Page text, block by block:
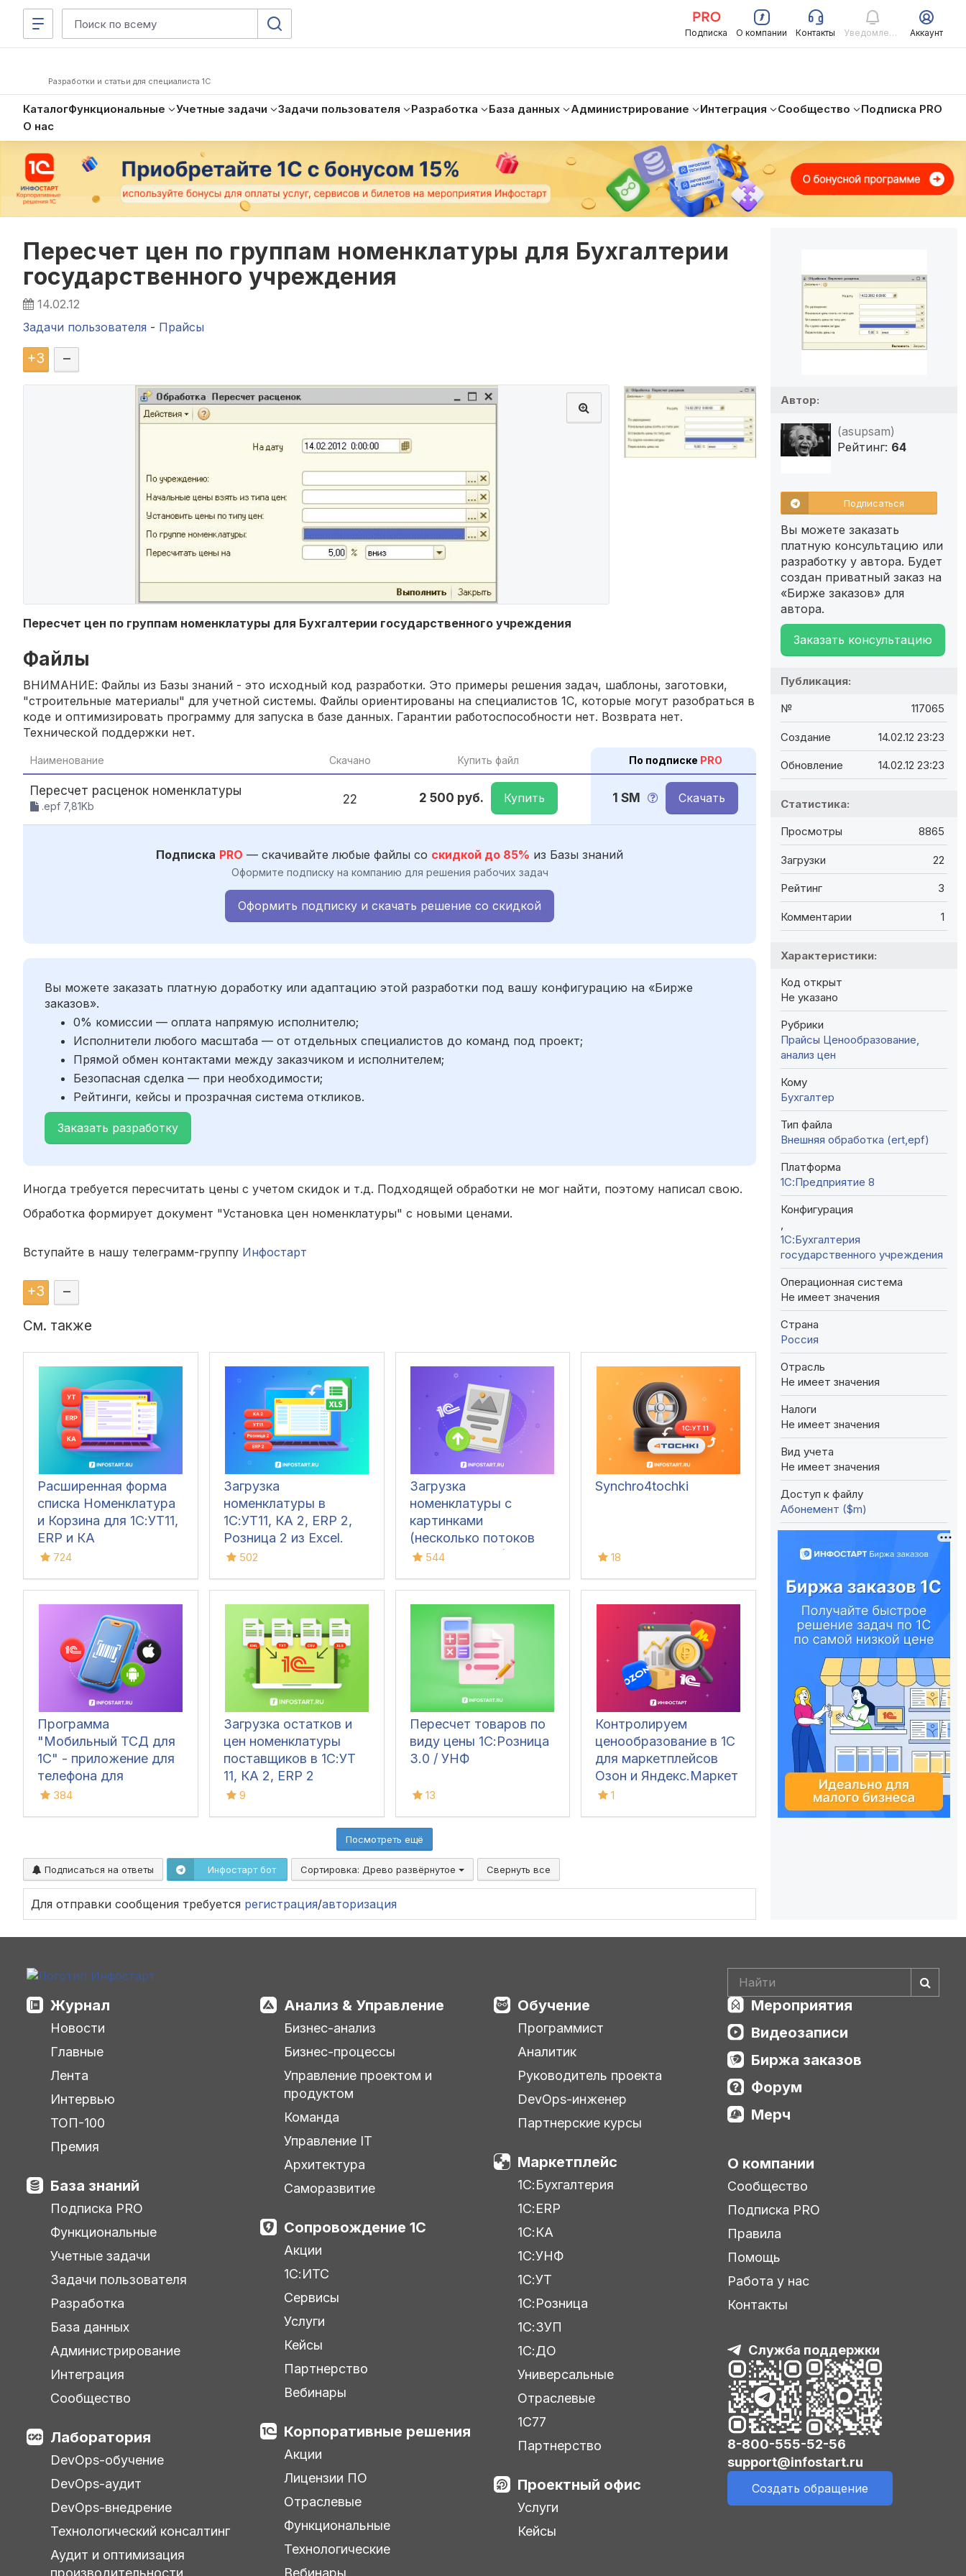
Подписка О компании Контакты Уведомления Аккаунт
Разработки и статьи для специалиста 1С
КаталогФункциональные Учетные задачи Задачи пользователя Разработка База данных Администрирование Интеграция Сообщество
Подписка PRO
О нас
Пересчет цен по группам номенклатуры для Бухгалтерии
государственного учреждения
14.02.12
Задачи пользователя - Прайсы
+3 –
Пересчет цен по группам номенклатуры для Бухгалтерии государственного учреждения
Файлы
ВНИМАНИЕ: Файлы из Базы знаний - это исходный код разработки. Это примеры решения задач, шаблоны, заготовки,
"строительные материалы" для учетной системы. Файлы ориентированы на специалистов 1С, которые могут разобраться в
коде и оптимизировать программу для запуска в базе данных. Гарантии работоспособности нет. Возврата нет.
Технической поддержки нет.
Наименование Скачано Купить файл По подписке PRO
Пересчет расценок номенклатуры
.epf 7,81Kb 22 2 500 руб. Купить 1 SM Скачать
Подписка PRO — скачивайте любые файлы со скидкой до 85% из Базы знаний
Оформите подписку на компанию для решения рабочих задач
Оформить подписку и скачать решение со скидкой
Вы можете заказать платную доработку или адаптацию этой разработки под вашу конфигурацию на «Бирже
заказов».
0% комиссии — оплата напрямую исполнителю;
Исполнители любого масштаба — от отдельных специалистов до команд под проект;
Прямой обмен контактами между заказчиком и исполнителем;
Безопасная сделка — при необходимости;
Рейтинги, кейсы и прозрачная система откликов.
Заказать разработку
Иногда требуется пересчитать цены с учетом скидок и т.д. Подходящей обработки не мог найти, поэтому написал свою.
Обработка формирует документ "Установка цен номенклатуры" с новыми ценами.
Вступайте в нашу телеграмм-группу Инфостарт
+3 –
См. также
Расширенная форма
списка Номенклатура
и Корзина для 1С:УТ11,
ERP и КА
724
Загрузка
номенклатуры в
1С:УТ11, КА 2, ERP 2,
Розница 2 из Excel.
Дополнительные
характеристики,
картинки, цены,
остатки
502
Загрузка
номенклатуры c
картинками
(несколько потоков
одновременно) и
данными в базу и
любые документы из
Excel, yml, ods, ots, csv
для УТ 10.3, УТ 11
(все), БП 3, КА 2, ERP
2, УНФ 1.6/3.0,
Розница 2/3.0
544
Synchro4tochki
18
Программа
"Мобильный ТСД для
1С" - приложение для
телефона для
инвентаризации и
384
Загрузка остатков и
цен номенклатуры
поставщиков в 1С:УТ
11, КА 2, ERP 2
9
Пересчет товаров по
виду цены 1С:Розница
3.0 / УНФ
13
Контролируем
ценообразование в 1С
для маркетплейсов
Озон и Яндекс.Маркет
по API
1
Посмотреть ещё
Подписаться на ответы Инфостарт бот Сортировка: Древо развёрнутое Свернуть все
Для отправки сообщения требуется регистрация/авторизация
Автор:
(asupsam)
Рейтинг: 64
Подписаться
Вы можете заказать
платную консультацию или
разработку у автора. Будет
создан приватный заказ на
«Бирже заказов» для
автора.
Заказать консультацию
Публикация:
№ 117065
Создание 14.02.12 23:23
Обновление 14.02.12 23:23
Статистика:
Просмотры 8865
Загрузки 22
Рейтинг 3
Комментарии 1
Характеристики:
Код открыт
Не указано
Рубрики
Прайсы Ценообразование,
анализ цен
Кому
Бухгалтер
Тип файла
Внешняя обработка (ert,epf)
Платформа
1С:Предприятие 8
Конфигурация
1С:Бухгалтерия
государственного учреждения
Операционная система
Не имеет значения
Страна
Россия
Отрасль
Не имеет значения
Налоги
Не имеет значения
Вид учета
Не имеет значения
Доступ к файлу
Абонемент ($m)
Журнал
Новости
Главные
Лента
Интервью
ТОП-100
Премия
База знаний
Подписка PRO
Функциональные
Учетные задачи
Задачи пользователя
Разработка
База данных
Администрирование
Интеграция
Сообщество
Лаборатория
DevOps-обучение
DevOps-аудит
DevOps-внедрение
Технологический консалтинг
Аудит и оптимизация
производительности
Анализ & Управление
Бизнес-анализ
Бизнес-процессы
Управление проектом и
продуктом
Команда
Управление IT
Архитектура
Саморазвитие
Сопровождение 1С
Акции
1С:ИТС
Сервисы
Услуги
Кейсы
Партнерство
Вебинары
Корпоративные решения
Акции
Лицензии ПО
Отраслевые
Функциональные
Технологические
Вебинары
Обучение
Программист
Аналитик
Руководитель проекта
DevOps-инженер
Партнерские курсы
Маркетплейс
1С:Бухгалтерия
1С:ERP
1С:КА
1С:УНФ
1С:УТ
1С:Розница
1С:ЗУП
1С:ДО
Универсальные
Отраслевые
1С77
Партнерство
Проектный офис
Услуги
Кейсы
Мероприятия
Видеозаписи
Биржа заказов
Форум
Мерч
О компании
Сообщество
Подписка PRO
Правила
Помощь
Работа у нас
Контакты
Служба поддержки
8-800-555-52-56
support@infostart.ru
Создать обращение